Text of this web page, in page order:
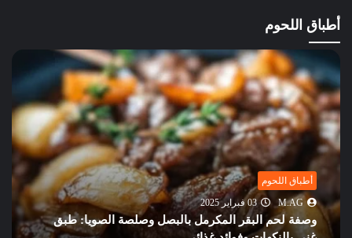
أطباق اللحوم
أطباق اللحوم
M.AG
03 فبراير 2025
وصفة لحم البقر المكرمل بالبصل وصلصة الصويا: طبق